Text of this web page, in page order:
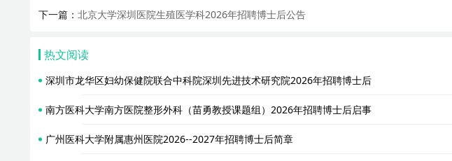
下一篇：北京大学深圳医院生殖医学科2026年招聘博士后公告
热文阅读
深圳市龙华区妇幼保健院联合中科院深圳先进技术研究院2026年招聘博士后
南方医科大学南方医院整形外科（苗勇教授课题组）2026年招聘博士后启事
广州医科大学附属惠州医院2026--2027年招聘博士后简章